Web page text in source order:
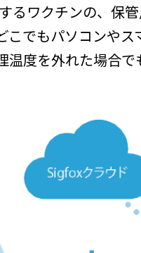
ワクチンの、保
でもパソコンや
度を外れた場合で